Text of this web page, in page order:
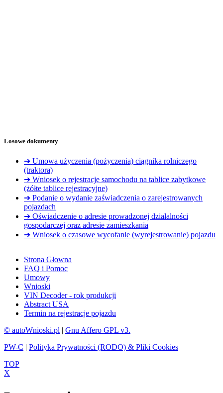
Losowe dokumenty
➔ Umowa użyczenia (pożyczenia) ciągnika rolniczego
(traktora)
➔ Wniosek o rejestracje samochodu na tablice zabytkowe
(żółte tablice rejestracyjne)
➔ Podanie o wydanie zaświadczenia o zarejestrowanych
pojazdach
➔ Oświadczenie o adresie prowadzonej działalności
gospodarczej oraz adresie zamieszkania
➔ Wniosek o czasowe wycofanie (wyrejestrowanie) pojazdu
Strona Głowna
FAQ i Pomoc
Umowy
Wnioski
VIN Decoder - rok produkcji
Abstract USA
Termin na rejestracje pojazdu
© autoWnioski.pl | Gnu Affero GPL v3.
PW-C | Polityka Prywatności (RODO) & Pliki Cookies
TOP
X